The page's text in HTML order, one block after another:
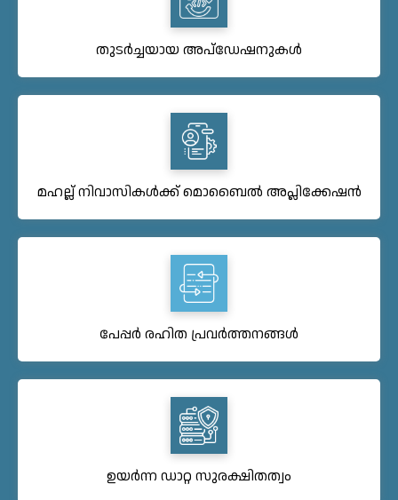
തുടർച്ചയായ അപ്ഡേഷനുകൾ
മഹല്ല് നിവാസികൾക്ക് മൊബൈൽ അപ്ലിക്കേഷൻ
പേപ്പർ രഹിത പ്രവർത്തനങ്ങൾ
ഉയർന്ന ഡാറ്റ സുരക്ഷിതത്വം